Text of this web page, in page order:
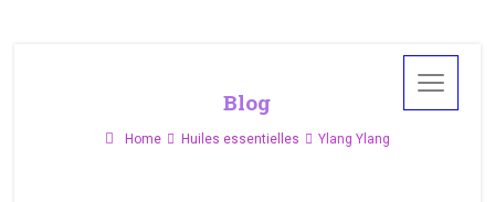
Blog
Home Huiles essentielles Ylang Ylang